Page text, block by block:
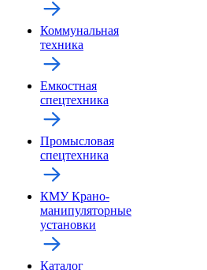
Коммунальная
техника
Емкостная
спецтехника
Промысловая
спецтехника
КМУ Крано-
манипуляторные
установки
Каталог